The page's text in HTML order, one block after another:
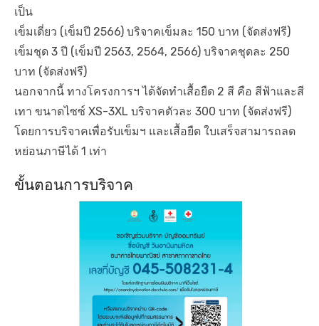
เป็น
เข็มเดี่ยว (เข็มปี 2566) บริจาคเข็มละ 150 บาท (จัดส่งฟรี)
เข็มชุด 3 ปี (เข็มปี 2563, 2564, 2566) บริจาคชุดละ 250
บาท (จัดส่งฟรี)
นอกจากนี้ ทางโครงการฯ ได้จัดทำเสื้อยืด 2 สี คือ สีฟ้าและสี
เทา ขนาดไซซ์ XS-3XL บริจาคตัวละ 300 บาท (จัดส่งฟรี)
โดยการบริจาคเพื่อรับเข็มฯ และเสื้อยืด ใบเสร็จสามารถลด
หย่อนภาษีได้ 1 เท่า
ขั้นตอนการบริจาค